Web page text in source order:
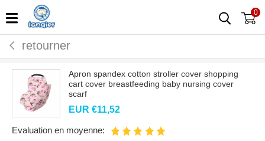
0
retourner
Apron spandex cotton stroller cover shopping
cart cover breastfeeding baby nursing cover
scarf
EUR €11,52
Evaluation en moyenne: